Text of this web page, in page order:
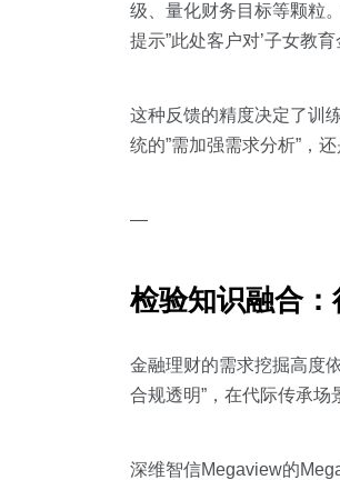
级、量化财务目标等颗粒
提示”此处客户对’子女教
这种反馈的精度决定了训
统的”需加强需求分析”，
—
检验知识融合
金融理财的需求挖掘高度
合规透明”，在代际传承场
深维智信Megaview的